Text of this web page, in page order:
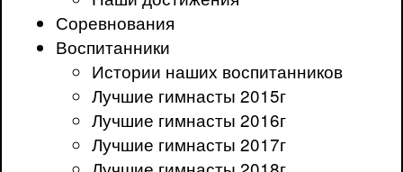
Соревнования
Воспитанники
Истории наших воспитанников
Лучшие гимнасты 2015г
Лучшие гимнасты 2016г
Лучшие гимнасты 2017г